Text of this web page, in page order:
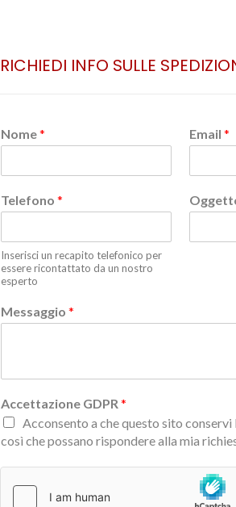
RICHIEDI INFO SULLE
Nome* Email *
Telefono *
Inserisci un recapito telefonico per
essere ricontattato da un nostro
esperto
Messaggio *
Accettazione GDPR *
Acconsento a che questo sito
così che possano rispondere alla mia